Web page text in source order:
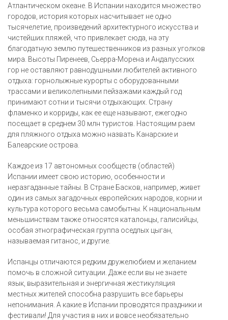
Атлантическом океане. В Испании находится множество
городов, история которых насчитывает не одно
тысячелетие, произведений архитектурного искусства и
чистейших пляжей, что привлекает сюда, на эту
благодатную землю путешественников из разных уголков
мира. Высоты Пиренеев, Сьерра-Морена и Андалусских
гор не оставляют равнодушными любителей активного
отдыха: горнолыжные курорты с оборудованными
трассами и великолепными пейзажами каждый год
принимают сотни и тысячи отдыхающих. Страну
фламенко и корриды, как ее еще называют, ежегодно
посещает в среднем 30 млн туристов. Настоящим раем
для пляжного отдыха можно назвать Канарские и
Балеарские острова.
Каждое из 17 автономных сообществ (областей)
Испании имеет свою историю, особенности и
неразгаданные тайны. В Стране Басков, например, живет
один из самых загадочных европейских народов, корни и
культура которого весьма самобытны. К национальным
меньшинствам также относятся каталонцы, галисийцы,
особая этнографическая группа оседлых цыган,
называемая гитанос, и другие.
Испанцы отличаются редким дружелюбием и желанием
помочь в сложной ситуации. Даже если вы не знаете
язык, выразительная и энергичная жестикуляция
местных жителей способна разрушить все барьеры
непонимания. А какие в Испании проводятся праздники и
фестивали! Для участия в них и вовсе необязательно